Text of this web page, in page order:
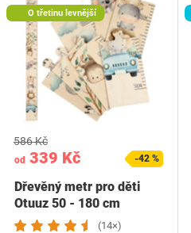
O třetinu levnější
od 339 Kč
586 Kč
-42 %
Dřevěný metr pro děti
Otuuz 50 - 180 cm
(14×)